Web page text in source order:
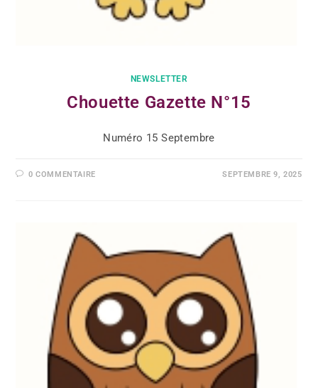
NEWSLETTER
Chouette Gazette N°15
Numéro 15 Septembre
0 COMMENTAIRE SEPTEMBRE 9, 2025